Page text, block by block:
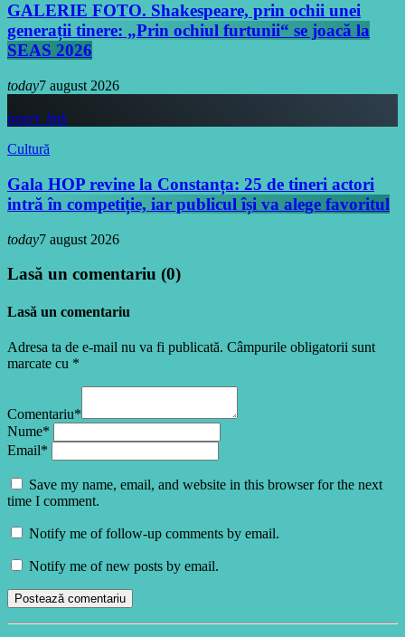
GALERIE FOTO. Shakespeare, prin ochii unei
generații tinere: „Prin ochiul furtunii“ se joacă la
SEAS 2026
today7 august 2026
insert_link
Cultură
Gala HOP revine la Constanța: 25 de tineri actori
intră în competiție, iar publicul își va alege favoritul
today7 august 2026
Lasă un comentariu (0)
Lasă un comentariu
Adresa ta de e-mail nu va fi publicată. Câmpurile obligatorii sunt
marcate cu *
Comentariu*
Nume*
Email*
Save my name, email, and website in this browser for the next
time I comment.
Notify me of follow-up comments by email.
Notify me of new posts by email.